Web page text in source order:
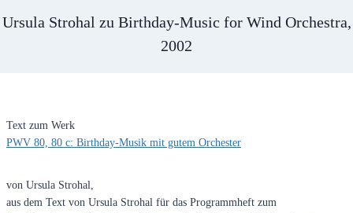
Ursula Strohal zu Birthday-Music for Wind Orchestra,
2002
Text zum Werk
PWV 80, 80 c: Birthday-Musik mit gutem Orchester
von Ursula Strohal,
aus dem Text von Ursula Strohal für das Programmheft zum